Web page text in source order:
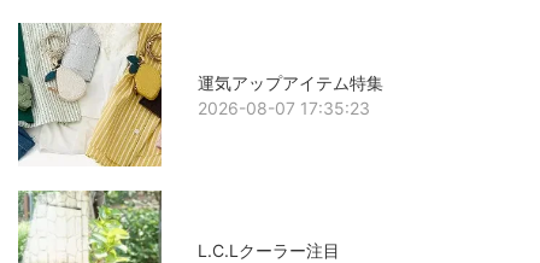
運気アップアイテム特集
2026-08-07 17:35:23
L.C.Lクーラー注目